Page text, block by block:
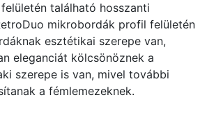
található hosszanti
mikrobordák profil felületén
esztétikai szerepe van,
eleganciát kölcsönöznek a
szerepe is van, mivel további
a fémlemezeknek.